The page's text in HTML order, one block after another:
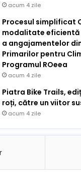
acum 4 zile
Procesul simplificat
modalitate eficientă
a angajamentelor
Primarilor pentru
Programul ROeea
acum 4 zile
Piatra Bike Trails,
roți, către un viitor
acum 4 zile